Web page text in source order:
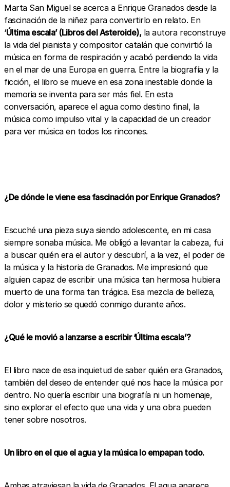
Marta San Miguel se acerca a Enrique Granados desde la
fascinación de la niñez para convertirlo en relato. En
‘Última escala’ (Libros del Asteroide),la autora reconstruye
la vida del pianista y compositor catalán que convirtió la
música en forma de respiración y acabó perdiendo la vida
en el mar de una Europa en guerra. Entre la biografía y la
ficción, el libro se mueve en esa zona inestable donde la
memoria se inventa para ser más fiel. En esta
conversación, aparece el agua como destino final, la
música como impulso vital y la capacidad de un creador
para ver música en todos los rincones.
¿De dónde le viene esa fascinación por Enrique Granados?
Escuché una pieza suya siendo adolescente, en mi casa
siempre sonaba música. Me obligó a levantar la cabeza, fui
a buscar quién era el autor y descubrí, a la vez, el poder de
la música y la historia de Granados. Me impresionó que
alguien capaz de escribir una música tan hermosa hubiera
muerto de una forma tan trágica. Esa mezcla de belleza,
dolor y misterio se quedó conmigo durante años.
¿Qué le movió a lanzarse a escribir ‘Última escala’?
El libro nace de esa inquietud de saber quién era Granados,
también del deseo de entender qué nos hace la música por
dentro. No quería escribir una biografía ni un homenaje,
sino explorar el efecto que una vida y una obra pueden
tener sobre nosotros.
Un libro en el que el agua y la música lo empapan todo.